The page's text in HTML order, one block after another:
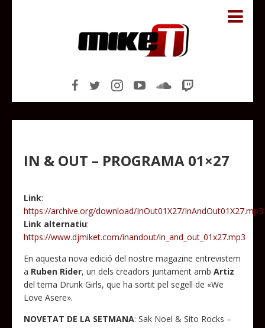
IN & OUT – PROGRAMA 01×27
Link:
https://archive.org/download/InOut01X27/InAndOut01X27.mp3
Link alternatiu:
https://www.djmiket.com/inandout/in_and_out_01x27.mp3
En aquesta nova edició del nostre magazine entrevistem
a Ruben Rider, un dels creadors juntament amb Artiz
del tema Drunk Girls, que ha sortit pel segell de «We
Love Asere».
NOVETAT DE LA SETMANA: Sak Noel & Sito Rocks –